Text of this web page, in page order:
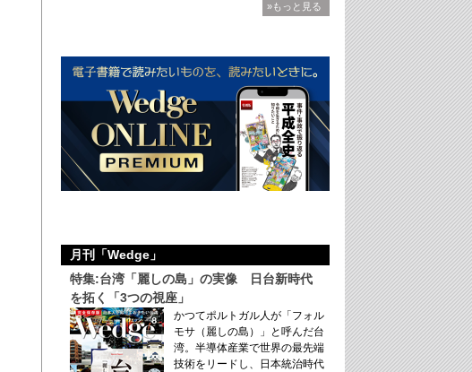
»もっと見る
月刊「Wedge」
特集:台湾「麗しの島」の実像 日台新時代
を拓く「3つの視座」
かつてポルトガル人が「フォル
モサ（麗しの島）」と呼んだ台
湾。半導体産業で世界の最先端
技術をリードし、日本統治時代